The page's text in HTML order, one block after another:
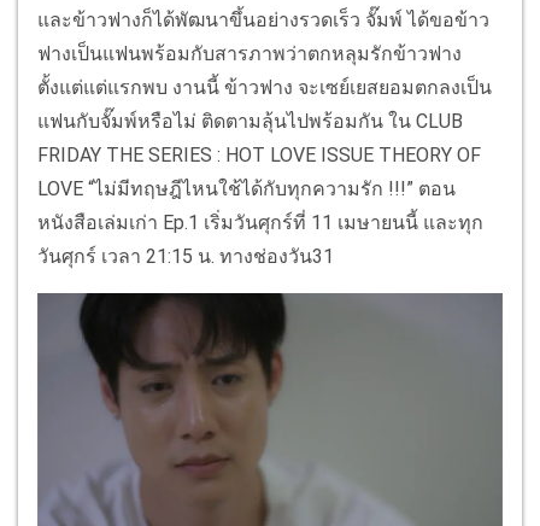
และข้าวฟางก็ได้พัฒนาขึ้นอย่างรวดเร็ว จั๊มพ์ ได้ขอข้าว
ฟางเป็นแฟนพร้อมกับสารภาพว่าตกหลุมรักข้าวฟาง
ตั้งแต่แต่แรกพบ งานนี้ ข้าวฟาง จะเซย์เยสยอมตกลงเป็น
แฟนกับจั๊มพ์หรือไม่ ติดตามลุ้นไปพร้อมกัน ใน CLUB
FRIDAY THE SERIES : HOT LOVE ISSUE THEORY OF
LOVE “ไม่มีทฤษฎีไหนใช้ได้กับทุกความรัก !!!” ตอน
หนังสือเล่มเก่า Ep.1 เริ่มวันศุกร์ที่ 11 เมษายนนี้ และทุก
วันศุกร์ เวลา 21:15 น. ทางช่องวัน31